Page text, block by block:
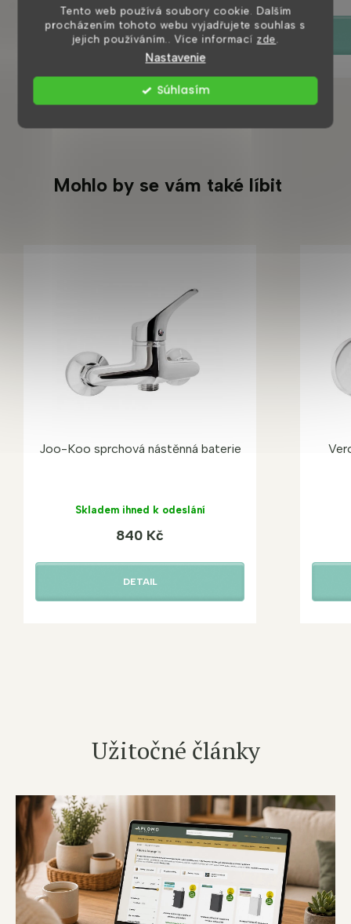
Tento web používá soubory cookie. Dalším
procházením tohoto webu vyjadřujete souhlas s
jejich používáním.. Více informací zde.
Nastavenie
Súhlasím
DETAIL
Mohlo by se vám také líbit
Joo-Koo sprchová nástěnná baterie
Skladem ihned k odeslání
840 Kč
DETAIL
Užitočné články